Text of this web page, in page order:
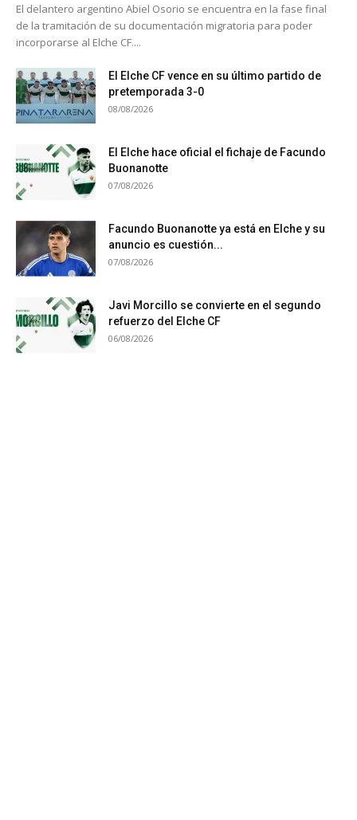
El delantero argentino Abiel Osorio se encuentra en la fase final
de la tramitación de su documentación migratoria para poder
incorporarse al Elche CF....
El Elche CF vence en su último partido de
pretemporada 3-0
08/08/2026
El Elche hace oficial el fichaje de Facundo
Buonanotte
07/08/2026
Facundo Buonanotte ya está en Elche y su
anuncio es cuestión...
07/08/2026
Javi Morcillo se convierte en el segundo
refuerzo del Elche CF
06/08/2026